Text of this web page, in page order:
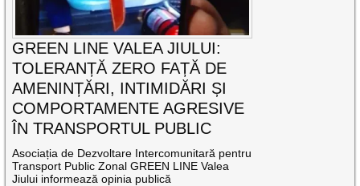
GREEN LINE VALEA JIULUI:
TOLERANȚĂ ZERO FAȚĂ DE
AMENINȚĂRI, INTIMIDĂRI ȘI
COMPORTAMENTE AGRESIVE
ÎN TRANSPORTUL PUBLIC
Asociația de Dezvoltare Intercomunitară pentru
Transport Public Zonal GREEN LINE Valea
Jiului informează opinia publică